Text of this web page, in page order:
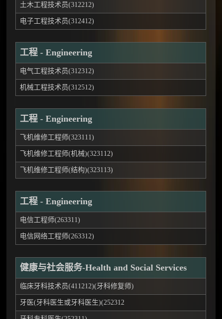
土木工程技术员(312212)
电子工程技术员(312412)
工程 - Engineering
电气工程技术员(312312)
机械工程技术员(312512)
工程 - Engineering
飞机维修工程师(323111)
飞机维修工程师(机械)(323112)
飞机维修工程师(结构)(323113)
工程 - Engineering
电信工程师(263311)
电信网络工程师(263312)
健康与社会服务-Health and Social Services
临床牙科技术员(411212)(牙科修复师)
牙医(牙科医生或牙科医生)(252312